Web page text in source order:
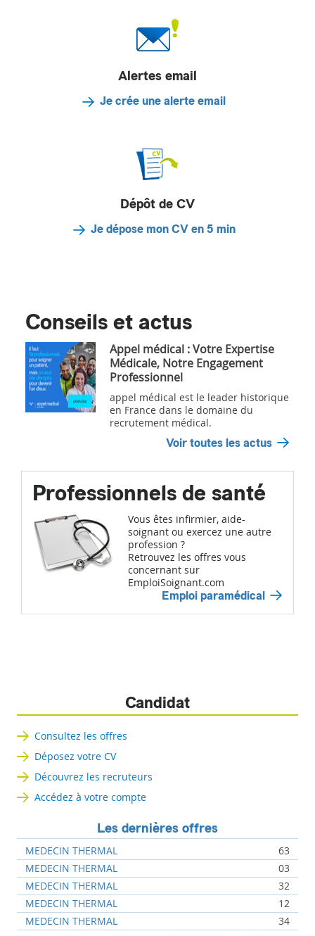
Alertes email
Je crée une alerte email
Dépôt de CV
Je dépose mon CV en 5 min
Conseils et actus
Appel médical : Votre Expertise
Médicale, Notre Engagement
Professionnel
appel médical est le leader historique
en France dans le domaine du
recrutement médical.
Voir toutes les actus
Professionnels de santé
Vous êtes infirmier, aide-
soignant ou exercez une autre
profession ?
Retrouvez les offres vous
concernant sur
EmploiSoignant.com
Emploi paramédical
Candidat
Consultez les offres
Déposez votre CV
Découvrez les recruteurs
Accédez à votre compte
Les dernières offres
MEDECIN THERMAL
63
MEDECIN THERMAL
03
MEDECIN THERMAL
32
MEDECIN THERMAL
12
MEDECIN THERMAL
34